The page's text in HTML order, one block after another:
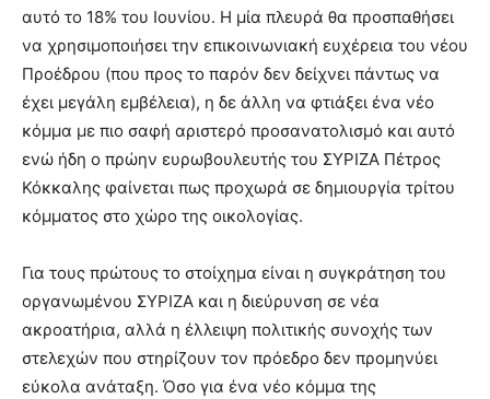
αυτό το 18% του Ιουνίου. Η μία πλευρά θα προσπαθήσει
να χρησιμοποιήσει την επικοινωνιακή ευχέρεια του νέου
Προέδρου (που προς το παρόν δεν δείχνει πάντως να
έχει μεγάλη εμβέλεια), η δε άλλη να φτιάξει ένα νέο
κόμμα με πιο σαφή αριστερό προσανατολισμό και αυτό
ενώ ήδη ο πρώην ευρωβουλευτής του ΣΥΡΙΖΑ Πέτρος
Κόκκαλης φαίνεται πως προχωρά σε δημιουργία τρίτου
κόμματος στο χώρο της οικολογίας.
Για τους πρώτους το στοίχημα είναι η συγκράτηση του
οργανωμένου ΣΥΡΙΖΑ και η διεύρυνση σε νέα
ακροατήρια, αλλά η έλλειψη πολιτικής συνοχής των
στελεχών που στηρίζουν τον πρόεδρο δεν προμηνύει
εύκολα ανάταξη. Όσο για ένα νέο κόμμα της